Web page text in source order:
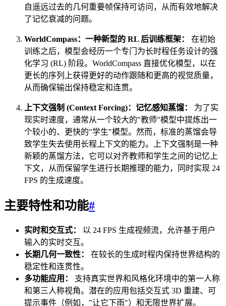
自遥远过去的几何重要帧保持可访问，从而有效地解决
了记忆衰减的问题。
WorldCompass：一种新型的 RL 后训练框架：
在初始
训练之后，模型会经历一个专门为长时程任务设计的强
化学习 (RL) 阶段。WorldCompass 直接优化模型，以在
更长的序列上获得更好的动作跟随和更高的视觉质量，
从而确保输出保持稳定和连贯。
上下文强制 (Context Forcing)：记忆感知蒸馏：
为了实
现实时速度，通常从一个较大的"教师"模型中提炼出一
个较小的、更快的"学生"模型。然而，标准的蒸馏会导
致学生失去使用长程上下文的能力。上下文强制是一种
新颖的蒸馏方法，它可以对齐教师和学生之间的记忆上
下文，从而保留学生进行长期推理的能力，同时实现 24
FPS 的生成速度。
主要特性和功能#
实时和交互式：
以 24 FPS 生成视频流，允许基于用户
输入的实时交互。
长期几何一致性：
在较长的生成时程内保持世界结构的
稳定性和连贯性。
多功能应用：
支持真实世界和风格化环境中的第一人称
和第三人称视角。潜在的应用包括交互式 3D 重建、可
提示事件（例如，"让它下雨"）和无限世界扩展。